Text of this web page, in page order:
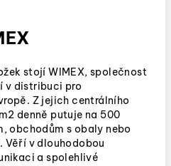
stojí WIMEX, společnost
v distribuci pro
Z jejich centrálního
denně putuje na 500
obchodům s obaly nebo
v dlouhodobou
a spolehlivé